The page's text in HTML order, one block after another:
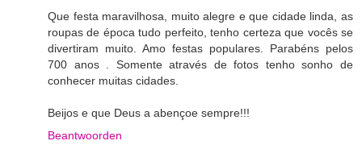
Que festa maravilhosa, muito alegre e que cidade linda, as
roupas de época tudo perfeito, tenho certeza que vocês se
divertiram muito. Amo festas populares. Parabéns pelos
700 anos . Somente através de fotos tenho sonho de
conhecer muitas cidades.
Beijos e que Deus a abençoe sempre!!!
Beantwoorden